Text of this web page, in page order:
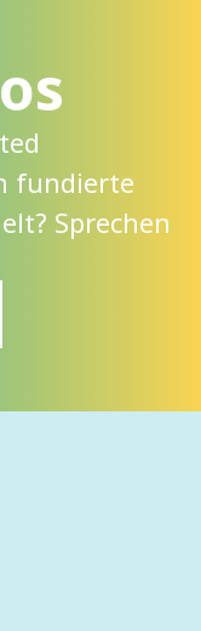
fundierte
Sprechen